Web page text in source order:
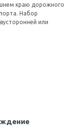
краю дорожного
Набор
или